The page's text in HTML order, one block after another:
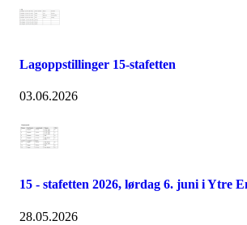
Lagoppstillinger 15-stafetten
03.06.2026
15 - stafetten 2026, lørdag 6. juni i Ytre
28.05.2026